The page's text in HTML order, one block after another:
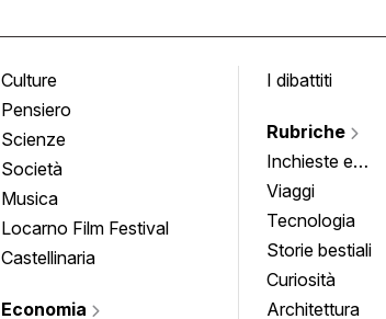
Culture
Pensiero
Scienze
Società
Musica
Locarno Film Festival
Castellinaria
Economia
I dibattiti
Rubriche
Inchieste e
approfondimenti
Viaggi
Tecnologia
Storie bestiali
Curiosità
Architettura